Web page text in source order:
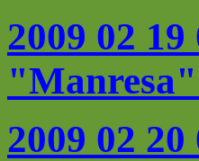
2009 02
"Manresa"
2009 02